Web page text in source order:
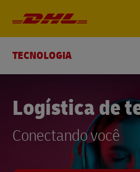
TECNOLOGIA
Logística de
Conectando você